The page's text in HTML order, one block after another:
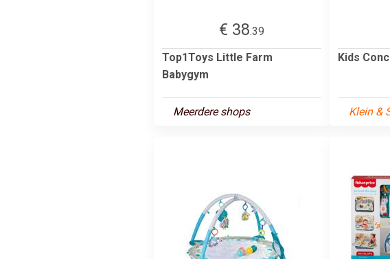
€ 38.39
Top1Toys Little Farm
Babygym
Meerdere shops
Kids
Klein &